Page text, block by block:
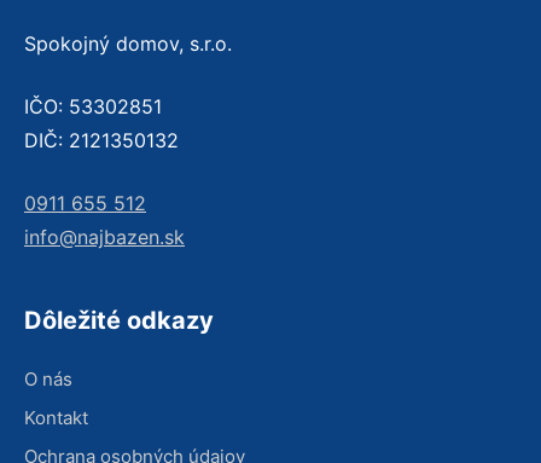
Spokojný domov, s.r.o.
IČO: 53302851
DIČ: 2121350132
0911 655 512
info@najbazen.sk
Dôležité odkazy
O nás
Kontakt
Ochrana osobných údajov